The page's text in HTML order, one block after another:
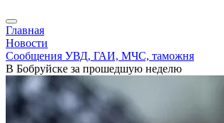
Главная
Новости
Сообщения УВД, ГАИ, МЧС, таможня
В Бобруйске за прошедшую неделю